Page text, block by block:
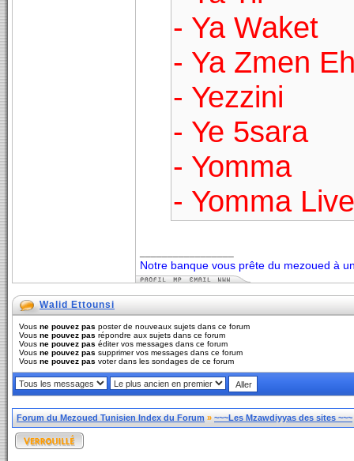
- Ya Waket
- Ya Zmen
- Yezzini
- Ye 5sara
- Yomma
- Yomma Live
Notre banque vous prête du mezoued à
Walid Ettounsi
Vous ne pouvez pas poster de nouveaux sujets dans ce forum
Vous ne pouvez pas répondre aux sujets dans ce forum
Vous ne pouvez pas éditer vos messages dans ce forum
Vous ne pouvez pas supprimer vos messages dans ce forum
Vous ne pouvez pas voter dans les sondages de ce forum
Forum du Mezoued Tunisien Index du Forum » ~~~Les Mzawdiyyas des sites ~~~